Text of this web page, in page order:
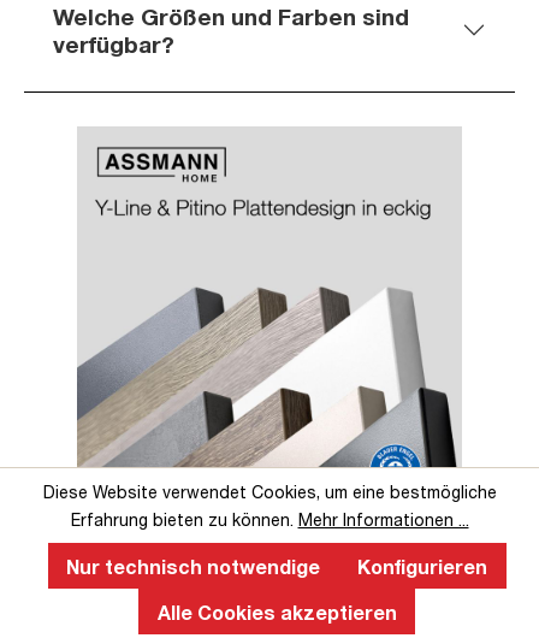
Welche Größen und Farben sind
verfügbar?
Perfekte Ergonomie an einem
höhenverstellbaren Schreibtisch
Ein ergonomischer, höhenverstellbarer Schreibtisch fördert
Diese Website verwendet Cookies, um eine bestmögliche
Erfahrung bieten zu können. Mehr Informationen ...
Nur technisch notwendige
Konfigurieren
Alle Cookies akzeptieren